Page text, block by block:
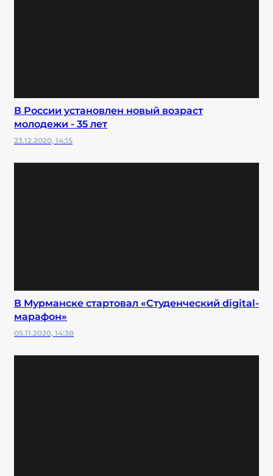
В России установлен новый возраст
молодежи - 35 лет
23.12.2020, 14:15
В Мурманске стартовал «Студенческий digital-
марафон»
05.11.2020, 14:38